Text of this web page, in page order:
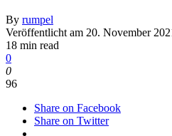
By rumpel
Veröffentlicht am 20. November
18 min read
0
0
96
Share on Facebook
Share on Twitter